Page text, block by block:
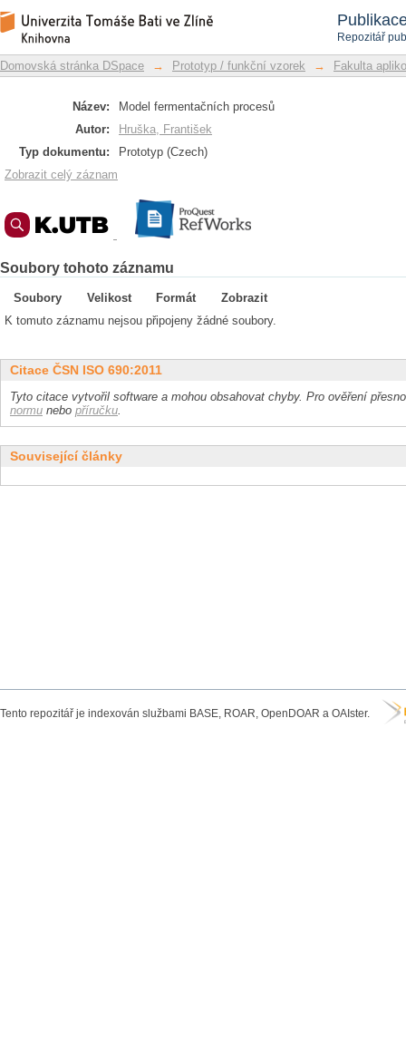
Repozitář
Model fermentačních procesů
Repozitář DSpace/Manakin
Domovská stránka DSpace → Prototyp / funkční vzorek → Fakulta
Název:
Model fermentačních procesů
Autor:
Hruška, František
Typ dokumentu:
Prototyp (Czech)
Zobrazit celý záznam
Soubory tohoto záznamu
Soubory Velikost Formát
Zobrazit
K tomuto záznamu nejsou připojeny žádné soubory.
Citace ČSN ISO 690:2011
Tyto citace vytvořil software a mohou obsahovat chyby. Pro ověření
normu nebo příručku.
Související články
Tento repozitář je indexován službami BASE, ROAR, OpenDOAR a OAIster.